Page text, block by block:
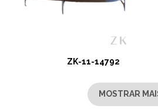
ZK-11-14792
MOSTRAR